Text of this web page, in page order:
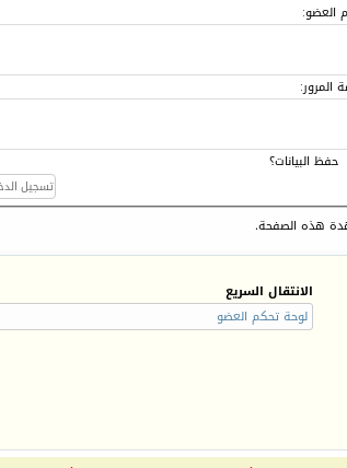
العضو:
المرور:
حفظ البيانات؟
هذه الصفحة.
الانتقال السريع